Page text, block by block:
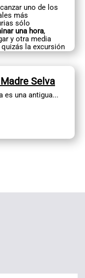
uno de los
más
sólo
una hora,
y otra media
quizás la excursión
Selva
es una antigua...